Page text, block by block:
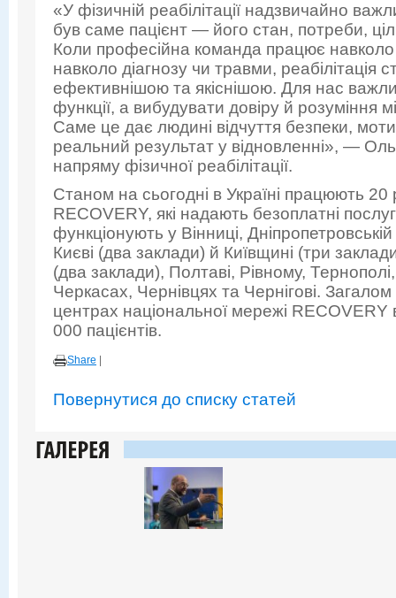
«У фізичній реабілітації надзвичайно
був саме пацієнт — його стан, потреби,
Коли професійна команда працює
навколо діагнозу чи травми, реабілітація
ефективнішою та якіснішою. Для нас
функції, а вибудувати довіру й розуміння
Саме це дає людині відчуття безпеки,
реальний результат у відновленні», —
напряму фізичної реабілітації.
Станом на сьогодні в Україні працюють 20
RECOVERY, які надають безоплатні
функціонують у Вінниці,
Києві (два заклади) й Київщині (три
(два заклади), Полтаві, Рівному,
Черкасах, Чернівцях та Чернігові. Загалом
центрах національної мережі
000 пацієнтів.
Share
Повернутися до списку статей